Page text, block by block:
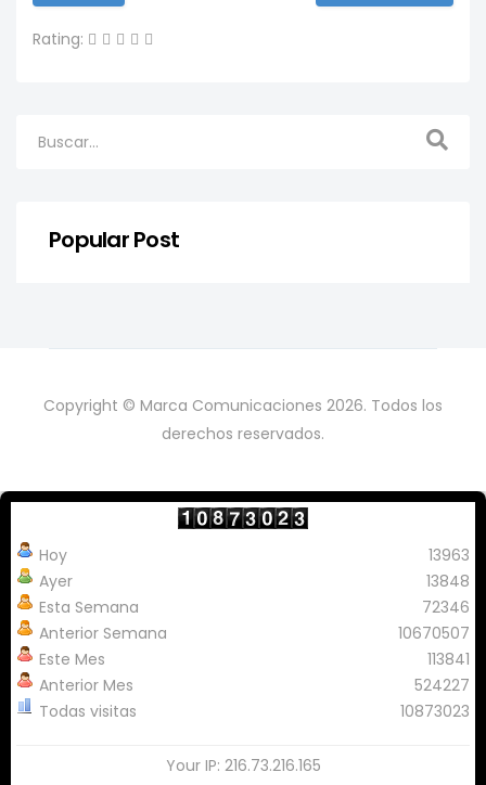
Rating:
Popular Post
Copyright © Marca Comunicaciones 2026. Todos los
derechos reservados.
Hoy
Ayer
Esta Semana
Anterior Semana
Este Mes
Anterior Mes
Todas visitas
13963
13848
72346
10670507
113841
524227
10873023
Your IP: 216.73.216.165